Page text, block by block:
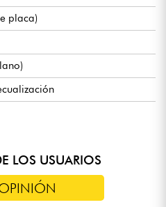
placa)
LOS USUARIOS